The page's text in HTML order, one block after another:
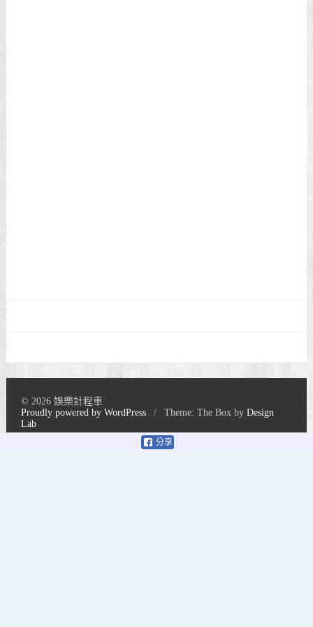
分享
© 2026 娛樂計程車
Proudly powered by WordPress
/ Theme: The Box byDesign
Lab